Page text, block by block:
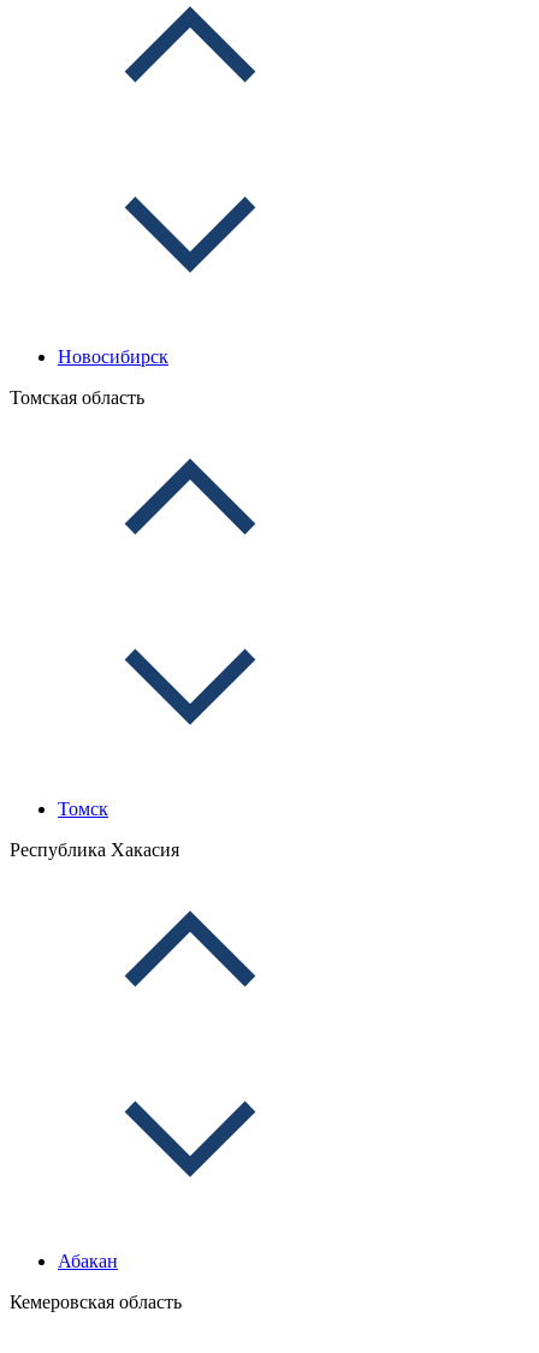
Новосибирск
Томская область
Томск
Республика Хакасия
Абакан
Кемеровская область